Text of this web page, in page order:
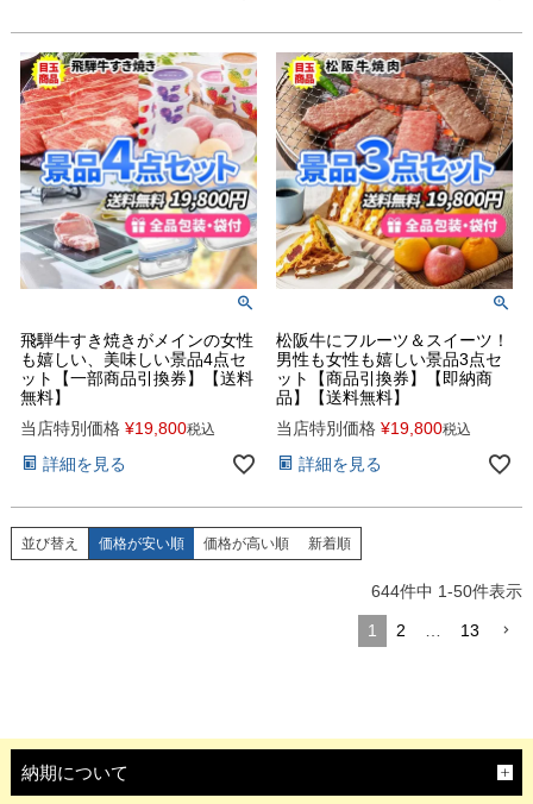
飛騨牛すき焼きがメインの女性
も嬉しい、美味しい景品4点セ
ット【一部商品引換券】【送料
無料】
当店特別価格 ¥19,800税込
詳細を見る
松阪牛にフルーツ＆スイーツ！
男性も女性も嬉しい景品3点セ
ット【商品引換券】【即納商
品】【送料無料】
当店特別価格 ¥19,800税込
詳細を見る
並び替え 価格が安い順 価格が高い順 新着順
644件中 1-50件表示
1 2 13
納期について